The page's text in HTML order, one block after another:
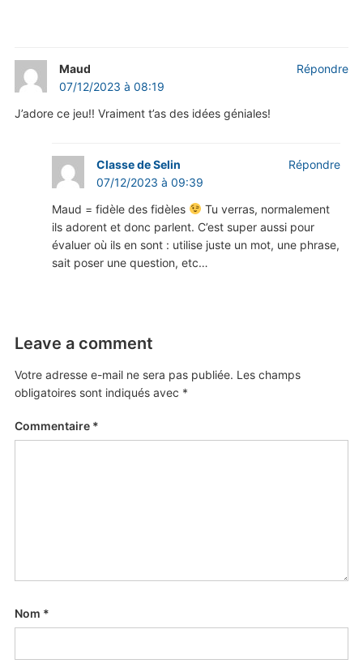
Maud
07/12/2023 à 08:19
J’adore ce jeu!! Vraiment t’as des idées géniales!
Répondre
Classe de Selin
07/12/2023 à 09:39
Maud = fidèle des fidèles
Tu verras, normalement
ils adorent et donc parlent. C’est super aussi pour
évaluer où ils en sont : utilise juste un mot, une phrase,
sait poser une question, etc…
Répondre
Leave a comment
Votre adresse e-mail ne sera pas publiée. Les champs
obligatoires sont indiqués avec *
Commentaire *
Nom *